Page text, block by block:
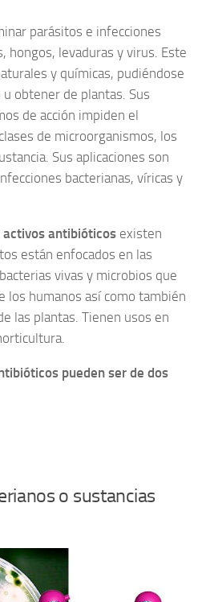
parásitos e infecciones
hongos, levaduras y virus. Este
y químicas, pudiéndose
obtener de plantas. Sus
de acción impiden el
de microorganismos, los
Sus aplicaciones son
bacterianas, víricas y
activos antibióticos existen
están enfocados en las
vivas y microbios que
los humanos así como también
las plantas. Tienen usos en
pueden ser de dos
o sustancias